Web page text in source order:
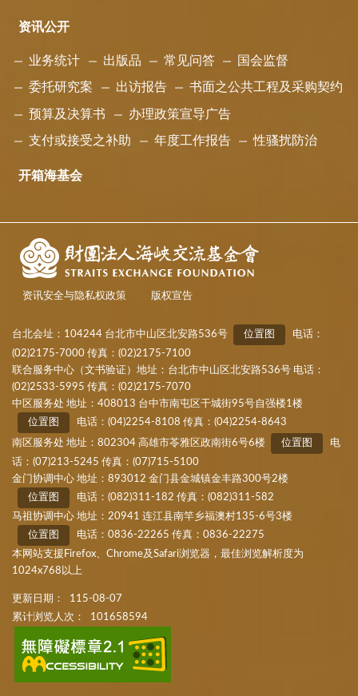
资讯公开
业务统计 出版品 常见问答 国会监督
委托研究案 出访报告 书面之公共工程及采购契约
预算及决算书 办理政策宣导广告
支付或接受之补助 年度工作报告 性骚扰防治
开箱海基会
资讯安全与隐私权政策 版权宣告
台北会址：104244 台北市中山区北安路536号 位置图
电话：
(02)2175-7000 传真：(02)2175-7100
联合服务中心（文书验证）地址：台北市中山区北安路536号 电话：
(02)2533-5995 传真：(02)2175-7070
中区服务处 地址：408013 台中市南屯区干城街95号自强楼1楼
位置图
电话：(04)2254-8108 传真：(04)2254-8643
南区服务处 地址：802304 高雄市苓雅区政南街6号6楼
位置图
电
话：(07)213-5245 传真：(07)715-5100
金门协调中心 地址：893012 金门县金城镇金丰路300号2楼
位置图
电话：(082)311-182 传真：(082)311-582
马祖协调中心 地址：20941 连江县南竿乡福澳村135-6号3楼
位置图
电话：0836-22265 传真：0836-22275
本网站支援Firefox、Chrome及Safari浏览器，最佳浏览解析度为
1024x768以上
更新日期：
115-08-07
累计浏览人次：
101658594